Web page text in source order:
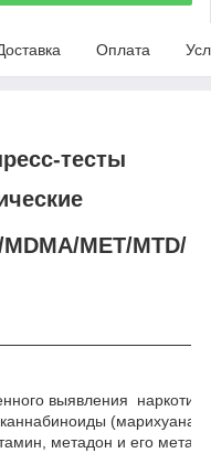
Оплата
тесты
MET/MTD/
выявления
(марихуана,
метадон и его